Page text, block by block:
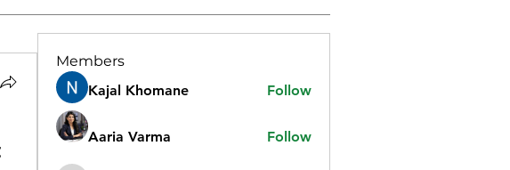
Members
Kajal Khomane
Follow
Aaria Varma Follow